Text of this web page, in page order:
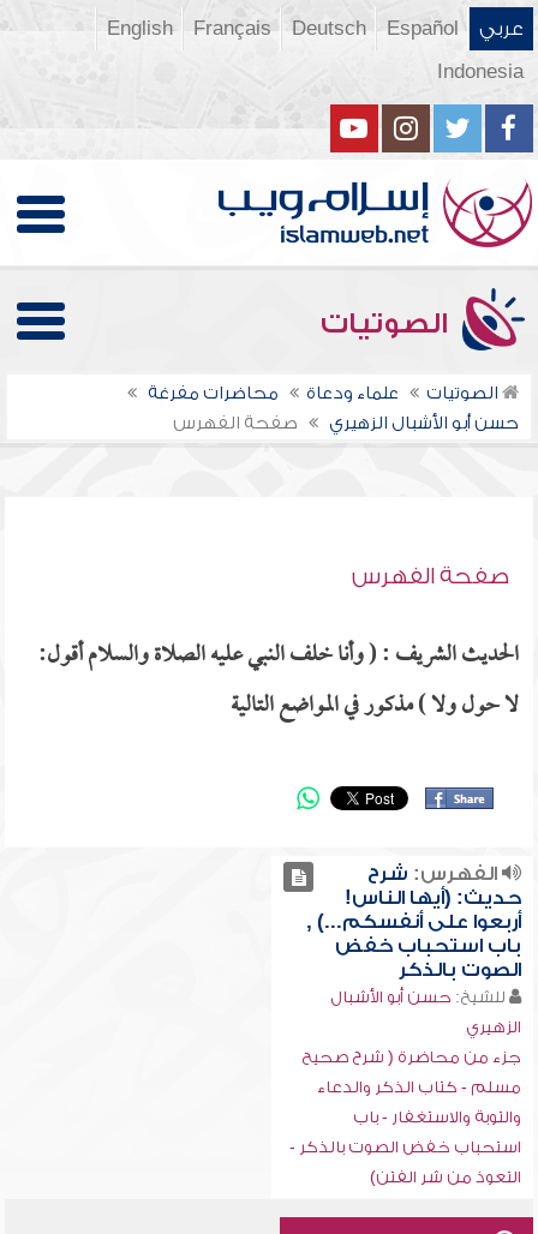
عربي Español
Deutsch
Français
English
Indonesia
الصوتيات
الصوتيات علماء ودعاة
محاضرات مفرغة
حسن أبو الأشبال الزهيري
صفحة الفهرس
صفحة الفهرس
الحديث الشريف : ( وأنا خلف النبي عليه الصلاة والسلام أقول:
لا حول ولا ) مذكور في المواضع التالية
الفهرس: شرح
حديث: (أيها الناس!
أربعوا على أنفسكم...) ,
باب استحباب خفض
الصوت بالذكر
للشيخ: حسن أبو الأشبال
الزهيري
جزء من محاضرة ( شرح صحيح
مسلم - كتاب الذكر والدعاء
والتوبة والاستغفار - باب
استحباب خفض الصوت بالذكر -
التعوذ من شر الفتن)